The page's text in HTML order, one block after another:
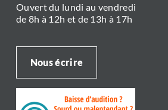
Ouvert du lundi au vendredi
de 8h à 12h et de 13h à 17h
Nous écrire